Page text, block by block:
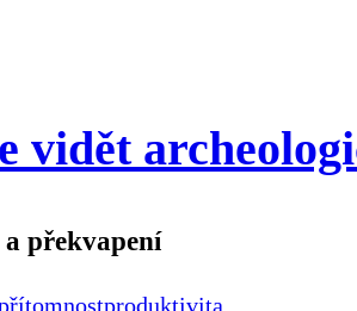
vidět
překvapení
produktivita